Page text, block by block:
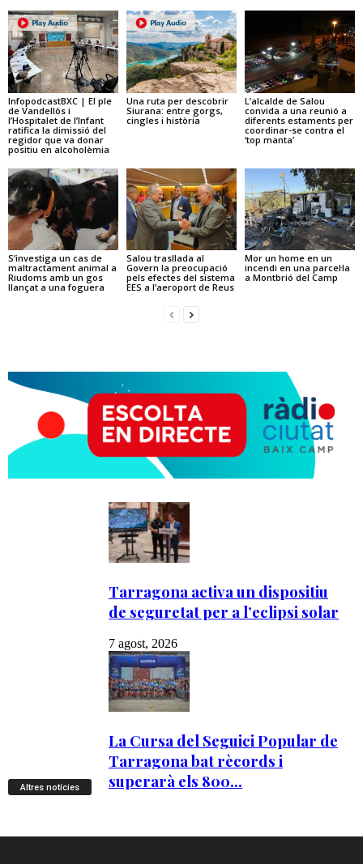
InfopodcastBXC | El ple
de Vandellòs i
l’Hospitalet de l’Infant
ratifica la dimissió del
regidor que va donar
positiu en alcoholèmia
Una ruta per descobrir
Siurana: entre gorgs,
cingles i història
L’alcalde de Salou
convida a una reunió a
diferents estaments per
coordinar-se contra el
‘top manta’
S’investiga un cas de
maltractament animal a
Riudoms amb un gos
llançat a una foguera
Salou trasllada al
Govern la preocupació
pels efectes del sistema
EES a l’aeroport de Reus
Mor un home en un
incendi en una parcel·la
a Montbrió del Camp
Altres notícies